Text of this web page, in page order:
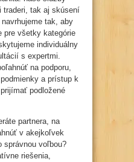
tak aj skúsení
tak, aby
pre všetky kategórie
individuálny
s expertmi.
na podporu,
a prístup k
podložené
partnera, na
v akejkoľvek
správnou voľbou?
riešenia,